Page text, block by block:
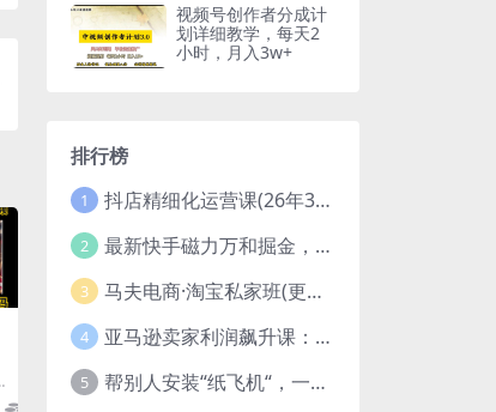
视频号创作者分成计
划详细教学，每天2
小时，月入3w+
排行榜
1 抖店精细化运营课(26年3月更新
2 最新快手磁力万和掘金，自动搬砖，轻松日入100-200，操作简单
3 马夫电商·淘宝私家班(更新3月)
4 亚马逊卖家利润飙升课：从品类成功公式到海王打法，让每个SKU都成爆款一路飙升(更新26年3月
5 帮别人安装“纸飞机“，一单赚10—30元不等：附：免费节点